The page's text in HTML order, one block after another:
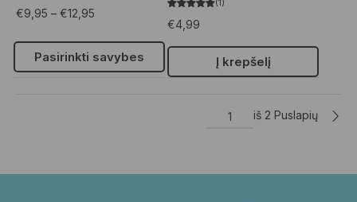
€9,95 – €12,95
Pasirinkti savybes
1
€4,99
Į krepšelį
iš 2 Puslapių